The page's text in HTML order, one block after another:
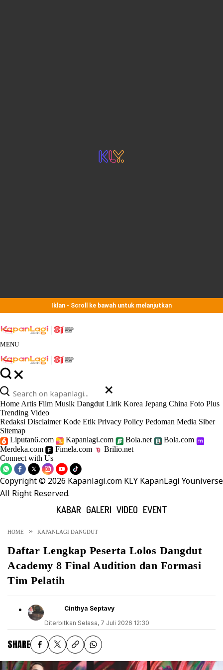
Iklan - Scroll ke bawah untuk melanjutkan
MENU
Home Artis Film Musik Dangdut Lirik Korea Jepang China Foto Plus
Trending Video
Redaksi Disclaimer Kode Etik Privacy Policy Pedoman Media Siber
Sitemap
Liputan6.com
Kapanlagi.com Bola.net
Bola.com
Merdeka.com
Fimela.com
Brilio.net
Connect with Us
Copyright © 2026 Kapanlagi.com KLY KapanLagi Youniverse
All Right Reserved.
KABAR GALERI VIDEO EVENT
HOME KAPANLAGI DANGDUT
Daftar Lengkap Peserta Lolos Dangdut
Academy 8 Final Audition dan Formasi
Tim Pelatih
Cinthya Septavy
Diterbitkan Selasa, 7 Juli 2026 12:30
SHARE